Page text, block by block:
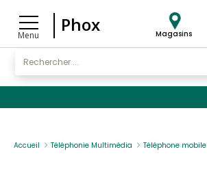
Menu
Phox Magasins
Accueil Téléphonie Multimédia Téléphone mobile